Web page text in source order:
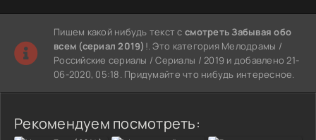
Пишем какой нибудь текст ссмотреть Забывая обо
всем (сериал 2019) !. Это категория Мелодрамы /
Российские сериалы / Сериалы / 2019 и добавлено 21-
06-2020, 05:18. Придумайте что нибудь интересное.
Рекомендуем посмотреть: